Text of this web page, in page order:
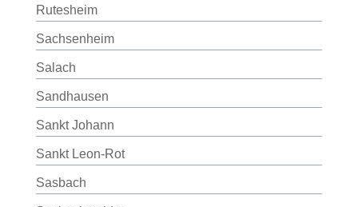
Rutesheim
Sachsenheim
Salach
Sandhausen
Sankt Johann
Sankt Leon-Rot
Sasbach